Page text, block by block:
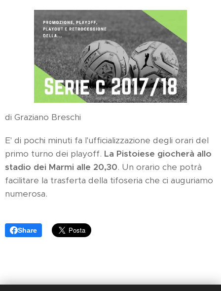
di Graziano Breschi
E' di pochi minuti fa l'ufficializzazione degli orari del
primo turno dei playoff. La Pistoiese giocherà allo
stadio dei Marmi alle 20,30. Un orario che potrà
facilitare la trasferta della tifoseria che ci auguriamo
numerosa.
Share